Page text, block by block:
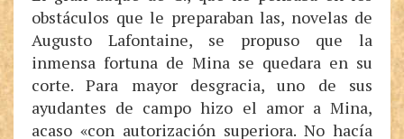
obstáculos que le preparaban las, novelas de
Augusto Lafontaine, se propuso que la
inmensa fortuna de Mina se quedara en su
corte. Para mayor desgracia, uno de sus
ayudantes de campo hizo el amor a Mina,
acaso «con autorización superiora. No hacía